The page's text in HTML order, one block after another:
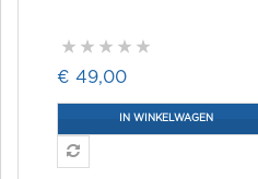
€ 49,00
IN WINKELWAGEN